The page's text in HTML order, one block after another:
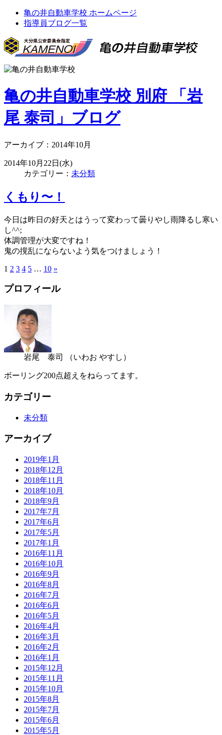
亀の井自動車学校 ホームページ
指導員ブログ一覧
亀の井自動車学校 別府 「岩
尾 泰司」ブログ
アーカイブ：2014年10月
2014年10月22日(水)
カテゴリー： 未分類
くもり〜！
今日は昨日の好天とはうって変わって曇りやし雨降るし寒い
し^^;
体調管理が大変ですね！
鬼の撹乱にならないよう気をつけましょう！
1 2 3 4 5 … 10 »
プロフィール
岩尾 泰司 （いわお やすし）
ボーリング200点超えをねらってます。
カテゴリー
未分類
アーカイブ
2019年1月
2018年12月
2018年11月
2018年10月
2018年9月
2017年7月
2017年6月
2017年5月
2017年1月
2016年11月
2016年10月
2016年9月
2016年8月
2016年7月
2016年6月
2016年5月
2016年4月
2016年3月
2016年2月
2016年1月
2015年12月
2015年11月
2015年10月
2015年8月
2015年7月
2015年6月
2015年5月